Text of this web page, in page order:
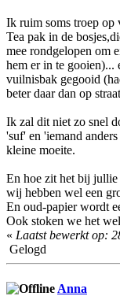
Ik ruim soms troep op
Tea pak in de
mee rondgelopen om
hem er in te gooien)...
vuilnisbak gegooid
beter daar dan op
Ik zal dit niet zo snel
'suf' en 'iemand
kleine moeite.
En hoe zit het bij jullie
wij hebben wel een
En oud-papier wordt
Ook stoken we het
« Laatst bewerkt op:
Gelogd
Anna